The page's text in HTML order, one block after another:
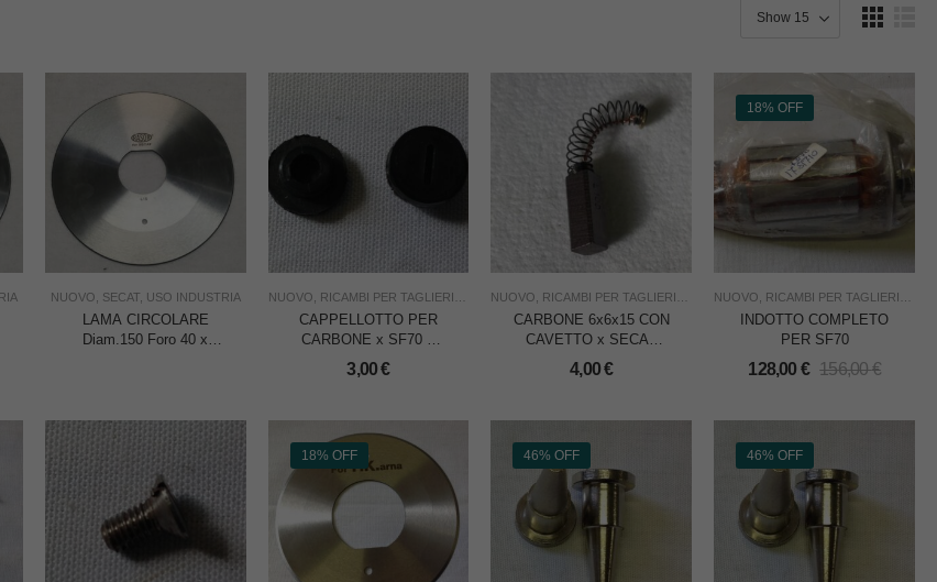
NUOVO SECAT, USO INDUSTRIA
LAMA CIRCOLARE
Diam.150 Foro 40 x
NUOVO RICAMBI PER TAGLIERINE SECAT,TAGLIO,USO INDUSTRIA
CAPPELLOTTO PER
CARBONE x SF70 –
CADAUNO
3,00€
NUOVO RICAMBI PER TAGLIERINE SECAT,TAGLIO,USO INDUSTRIA
CARBONE 6x6x15 CON
CAVETTO x SECAT
SF70/80 = ELCU91E
4,00€
18% OFF
NUOVO RICAMBI PER TAGLIERINE
INDOTTO COMPLETO
PER SF70
128,00 € 156,00€
18% OFF 46% OFF 46% OFF